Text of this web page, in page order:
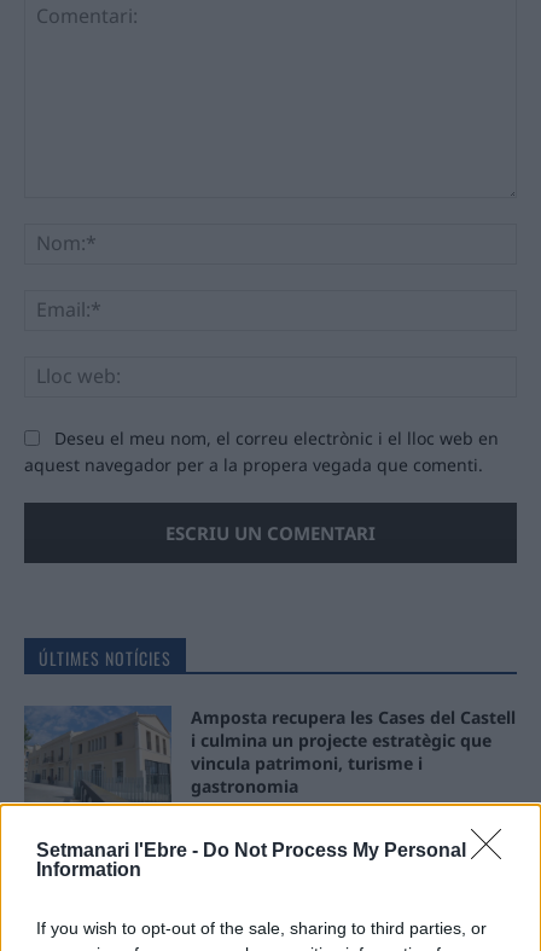
Setmanari l'Ebre - Do Not Process My Personal
Information
If you wish to opt-out of the sale, sharing to third parties, or
Deseu el meu nom, el correu electrònic i el lloc web en
aquest navegador per a la propera vegada que comenti.
ÚLTIMES NOTÍCIES
Amposta recupera les Cases del Castell
i culmina un projecte estratègic que
vincula patrimoni, turisme i
gastronomia
Els vestits de paper guanyen força
31 de juliol de 2026